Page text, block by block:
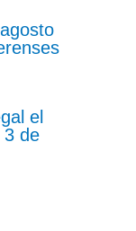
el
3 de